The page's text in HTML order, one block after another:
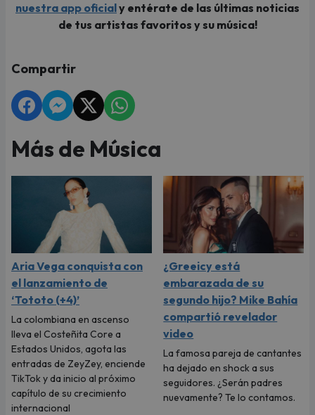
nuestra app oficialy entérate de las últimas noticias
de tus artistas favoritos y su música!
Compartir
Más de Música
Aria Vega conquista con
el lanzamiento de
‘Tototo (+4)’
La colombiana en ascenso
lleva el Costeñita Core a
Estados Unidos, agota las
entradas de ZeyZey, enciende
TikTok y da inicio al próximo
capítulo de su crecimiento
internacional
¿Greeicy está
embarazada de su
segundo hijo? Mike Bahía
compartió revelador
video
La famosa pareja de cantantes
ha dejado en shock a sus
seguidores. ¿Serán padres
nuevamente? Te lo contamos.